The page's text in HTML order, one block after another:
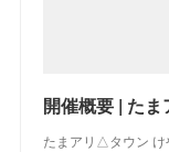
たまアリ△タウン